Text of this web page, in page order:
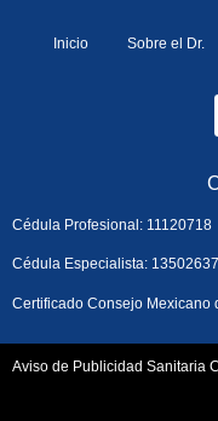
Inicio Sobre el Dr.
Cédula Profesional: 11120718
Cédula Especialista: 13502637
Certificado Consejo Mexicano
Aviso de Publicidad Sanitaria